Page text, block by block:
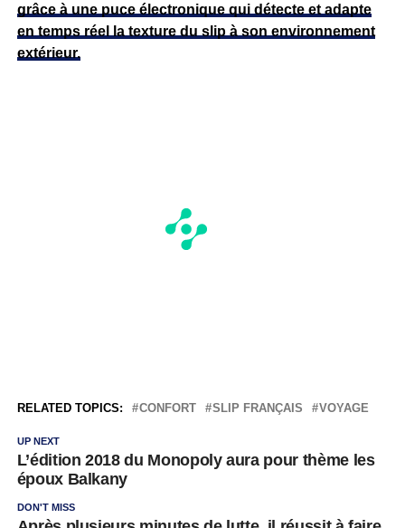
grâce à une puce électronique qui détecte et adapte
en temps réel la texture du slip à son environnement
extérieur.
RELATED TOPICS: CONFORT SLIP FRANÇAIS VOYAGE
UP NEXT
L’édition 2018 du Monopoly aura pour thème les
époux Balkany
DON'T MISS